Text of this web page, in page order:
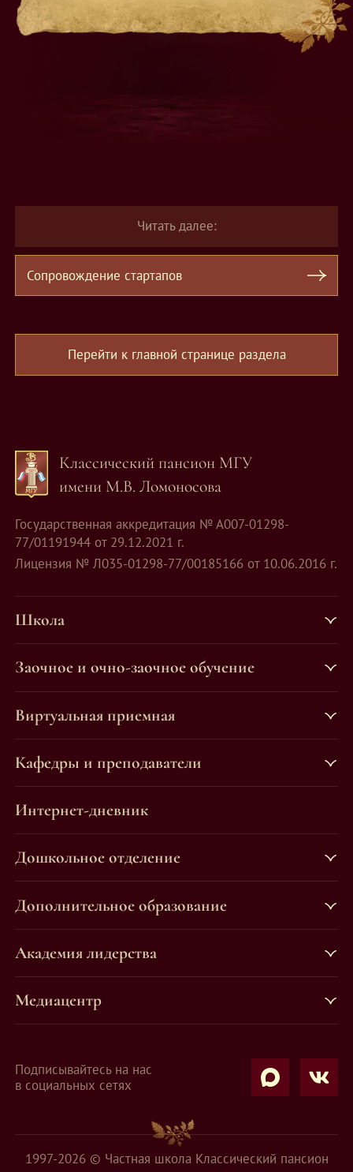
Читать далее:
Сопровождение стартапов
Перейти к главной странице раздела
Классический пансион МГУ
имени М.В. Ломоносова
Государственная аккредитация № А007-01298-
77/01191944 от 29.12.2021 г.
Лицензия № Л035-01298-77/00185166 от 10.06.2016 г.
Школа
Заочное и очно-заочное обучение
Виртуальная приемная
Кафедры и преподаватели
Интернет-дневник
Дошкольное отделение
Дополнительное образование
Академия лидерства
Медиацентр
Подписывайтесь на нас
в социальных сетях
1997-2026 © Частная школа Классический пансион